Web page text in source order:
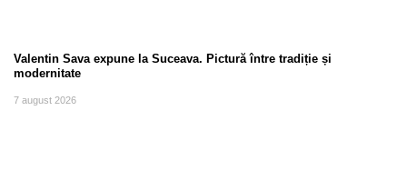
Valentin Sava expune la Suceava. Pictură între tradiție și
modernitate
7 august 2026